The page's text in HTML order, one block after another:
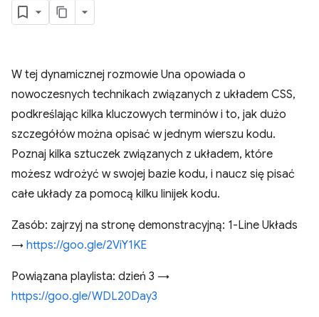
W tej dynamicznej rozmowie Una opowiada o
nowoczesnych technikach związanych z układem CSS,
podkreślając kilka kluczowych terminów i to, jak dużo
szczegółów można opisać w jednym wierszu kodu.
Poznaj kilka sztuczek związanych z układem, które
możesz wdrożyć w swojej bazie kodu, i naucz się pisać
całe układy za pomocą kilku linijek kodu.
Zasób: zajrzyj na stronę demonstracyjną: 1-Line Układs
→ https://goo.gle/2ViY1KE
Powiązana playlista: dzień 3 →
https://goo.gle/WDL20Day3